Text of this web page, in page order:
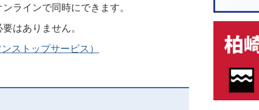
ラインで同時にできます。
はありません。
ストップサービス）